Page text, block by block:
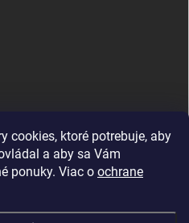
cookies, ktoré potrebuje, aby
a aby sa Vám
ponuky. Viac o ochrane